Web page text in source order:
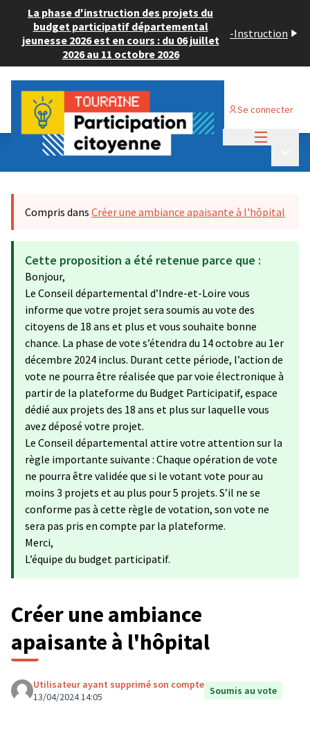
La phase d'instruction des projets du
budget participatif départemental
jeunesse 2026 est en cours : du 06 juillet
2026 au 11 octobre 2026
-Instruction
Se connecter
Budget Participatif ADULTE 2024
💡 Déposer un projet
Compris dans Créer une ambiance apaisante à l'hôpital
Cette proposition a été retenue parce que :
Bonjour,
Le Conseil départemental d’Indre-et-Loire vous
informe que votre projet sera soumis au vote des
citoyens de 18 ans et plus et vous souhaite bonne
chance. La phase de vote s’étendra du 14 octobre au 1er
décembre 2024 inclus. Durant cette période, l’action de
vote ne pourra être réalisée que par voie électronique à
partir de la plateforme du Budget Participatif, espace
dédié aux projets des 18 ans et plus sur laquelle vous
avez déposé votre projet.
Le Conseil départemental attire votre attention sur la
règle importante suivante : Chaque opération de vote
ne pourra être validée que si le votant vote pour au
moins 3 projets et au plus pour 5 projets. S’il ne se
conforme pas à cette règle de votation, son vote ne
sera pas pris en compte par la plateforme.
Merci,
L’équipe du budget participatif.
Créer une ambiance
apaisante à l'hôpital
Utilisateur ayant supprimé son compte
13/04/2024 14:05
Soumis au vote